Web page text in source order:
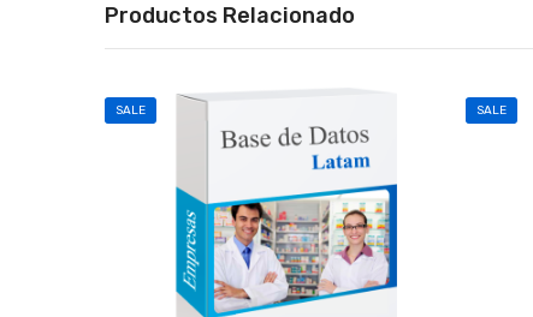
Productos Relacionado
SALE SALE